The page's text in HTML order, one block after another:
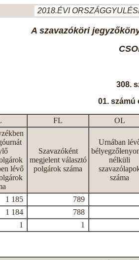
2018.ÉVI
A szavazóköri
308.
01. számú
FL
OL
lévő
Szavazóként
megjelent választó
polgárok száma
Urnában
nélküli
száma
1 185
789
1 184
788
1 1